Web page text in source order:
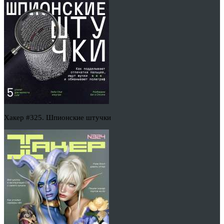
Хакер #325. Шпионские штучки